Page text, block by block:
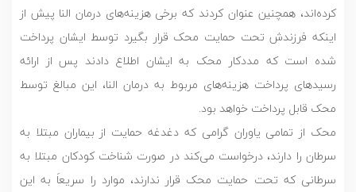
کرده‌اند، همچنین عنوان کردند که برخی هزینه‌های درمان النا پیش از
اینکه فرزندش تحت حمایت محک قرار بگیرد توسط ایشان پرداخت
شده است که مددکار محک به ایشان اطلاع دادند پس از ارائه
رسیدهای پرداخت هزینه‌های مربوط به درمان النا، این مبالغ توسط
محک قابل پرداخت خواهد بود.
محک از تمامی یاوران گرامی که دغدغه حمایت از بیماران مبتلا به
سرطان را دارند، درخواست می‌کند در صورت شناخت کودکان مبتلا به
سرطانی که تحت حمایت محک قرار ندارند، موارد را سریعاَ به این